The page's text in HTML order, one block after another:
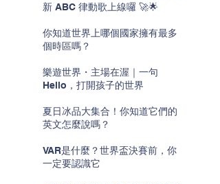
新 ABC 律動歌上線囉 🚀🌟
你知道世界上哪個國家擁有最多
個時區嗎？
樂遊世界・主場在渥｜一句
Hello，打開孩子的世界
夏日冰品大集合！你知道它們的
英文怎麼說嗎？
VAR是什麼？世界盃決賽前，你
一定要認識它